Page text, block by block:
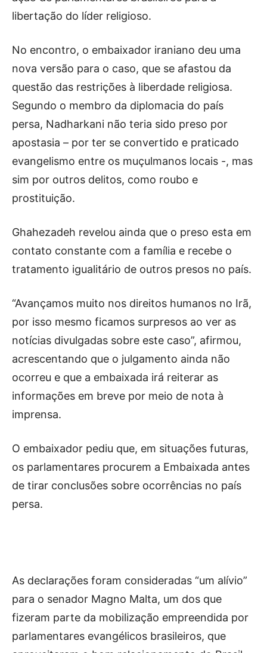
libertação do líder religioso.
No encontro, o embaixador iraniano deu uma
nova versão para o caso, que se afastou da
questão das restrições à liberdade religiosa.
Segundo o membro da diplomacia do país
persa, Nadharkani não teria sido preso por
apostasia – por ter se convertido e praticado
evangelismo entre os muçulmanos locais -, mas
sim por outros delitos, como roubo e
prostituição.
Ghahezadeh revelou ainda que o preso esta em
contato constante com a família e recebe o
tratamento igualitário de outros presos no país.
“Avançamos muito nos direitos humanos no Irã,
por isso mesmo ficamos surpresos ao ver as
notícias divulgadas sobre este caso”, afirmou,
acrescentando que o julgamento ainda não
ocorreu e que a embaixada irá reiterar as
informações em breve por meio de nota à
imprensa.
O embaixador pediu que, em situações futuras,
os parlamentares procurem a Embaixada antes
de tirar conclusões sobre ocorrências no país
persa.
As declarações foram consideradas “um alívio”
para o senador Magno Malta, um dos que
fizeram parte da mobilização empreendida por
parlamentares evangélicos brasileiros, que